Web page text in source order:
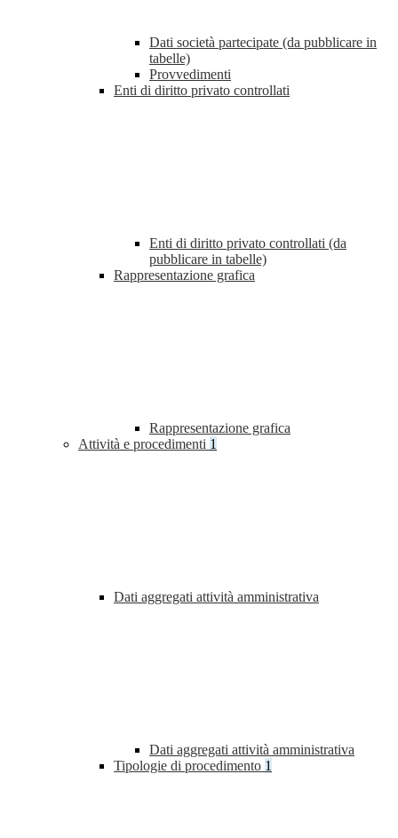
Dati società partecipate (da pubblicare in
tabelle)
Provvedimenti
Enti di diritto privato controllati
Enti di diritto privato controllati (da
pubblicare in tabelle)
Rappresentazione grafica
Rappresentazione grafica
Attività e procedimenti 1
Dati aggregati attività amministrativa
Dati aggregati attività amministrativa
Tipologie di procedimento 1